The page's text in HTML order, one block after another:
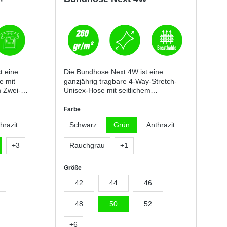
eine
mit
Zwei-
und
und
Zwei-
+3
Die Bundhose Next 4W ist eine
ganzjährig tragbare 4-Way-Stretch-
Unisex-Hose mit seitlichem
Hosenschlitz mit Reißverschluss und
personalisiertem Knopf. Sie überzeugt
durch hohen Tragekomfort,
funktionale Taschenlösungen und
reflektierende Details für mehr
Sicherheit im Arbeitsalltag.DetailsZwei
VordertaschenMünztasche
rechtsSicherheitstasche mit
Reißverschluss linksLinkes Bein:
waagrechte Reißverschlusstasche,
Tasche mit geformter Patte,
Klettverschluss und Ausweisfach,
Farbe
Schwarz Grün Anthrazit
Rauchgrau +1
Größe
42 44 46
48 50 52
+6